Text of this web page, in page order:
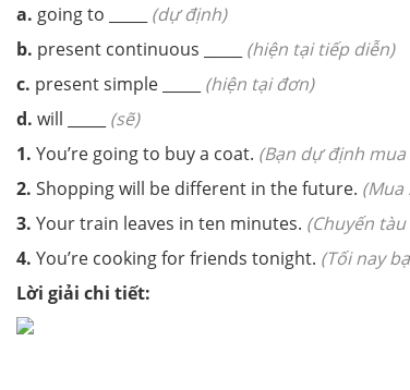
a. going to _____ (dự định)
b. present continuous _____ (hiện tại tiếp diễn)
c. present simple _____ (hiện tại đơn)
d. will _____
(sẽ)
1. You’re going to buy a coat. (Bạn dự định
2. Shopping will be different in the future. (Mua
3. Your train leaves in ten minutes. (Chuyến
4. You’re cooking for friends tonight. (Tối nay
Lời giải chi tiết: